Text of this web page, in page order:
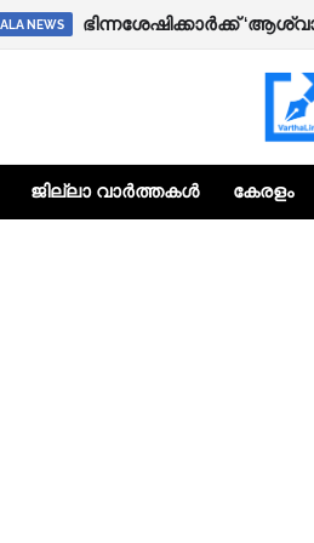
NEWS ഭിന്നശേഷിക്കാർക്ക്
NEWS ക്ഷേമപെൻഷൻ ഇനി
ജില്ലാ വാർത്തകൾ കേരളം